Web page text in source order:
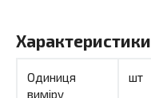
Характеристики
Одиниця
виміру
шт